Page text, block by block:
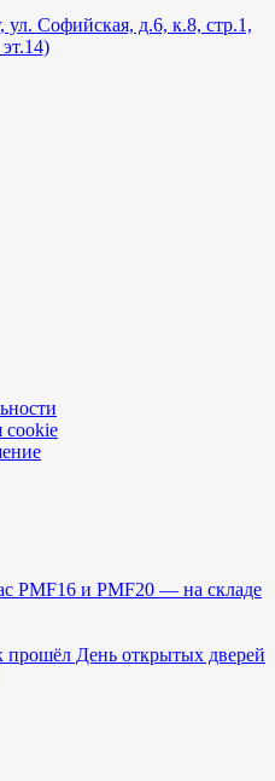
ул. Софийская, д.6, к.8, стр.1,
cookie
PMF16 и PMF20 — на складе
прошёл День открытых дверей